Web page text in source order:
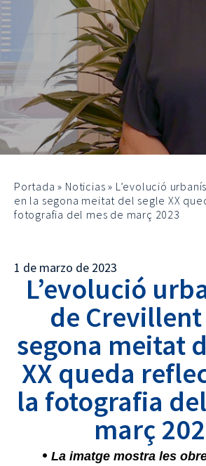
Portada » Noticias » L’evolució
en la segona meitat del segle XX
fotografia del mes de març 2023
1 de marzo de 2023
L’evolució
de
segona meitat
XX queda
la fotografia
març
• La imatge mostra les